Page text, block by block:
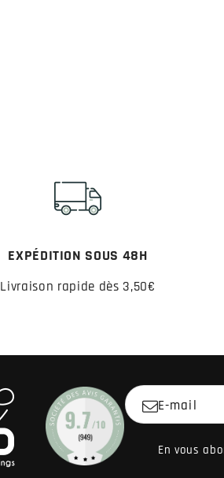
EXPÉDITION SOUS 48H
Livraison rapide dès 3,50€
E-mail
En vous